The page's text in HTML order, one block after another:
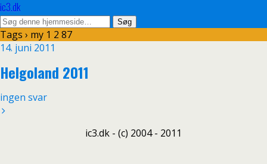
ic3.dk
Tags › my 1 2 87
14. juni 2011
Helgoland 2011
ingen svar
ic3.dk - (c) 2004 - 2011